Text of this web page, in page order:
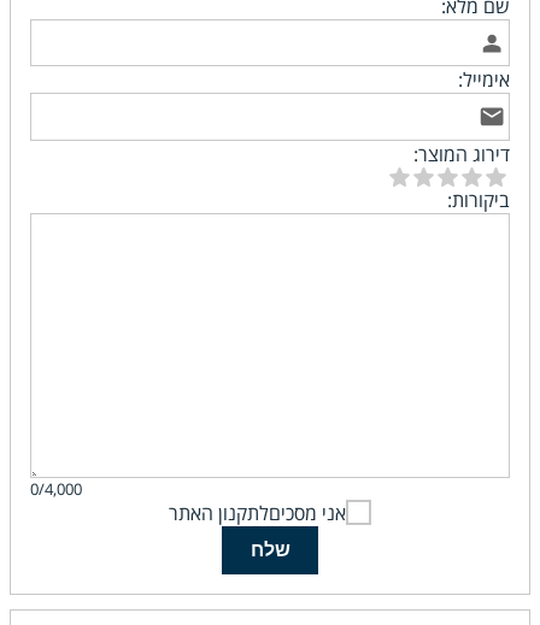
שם מלא:
אימייל:
דירוג המוצר:
ביקורות:
0/4,000
אני מסכיםלתקנון האתר
שלח